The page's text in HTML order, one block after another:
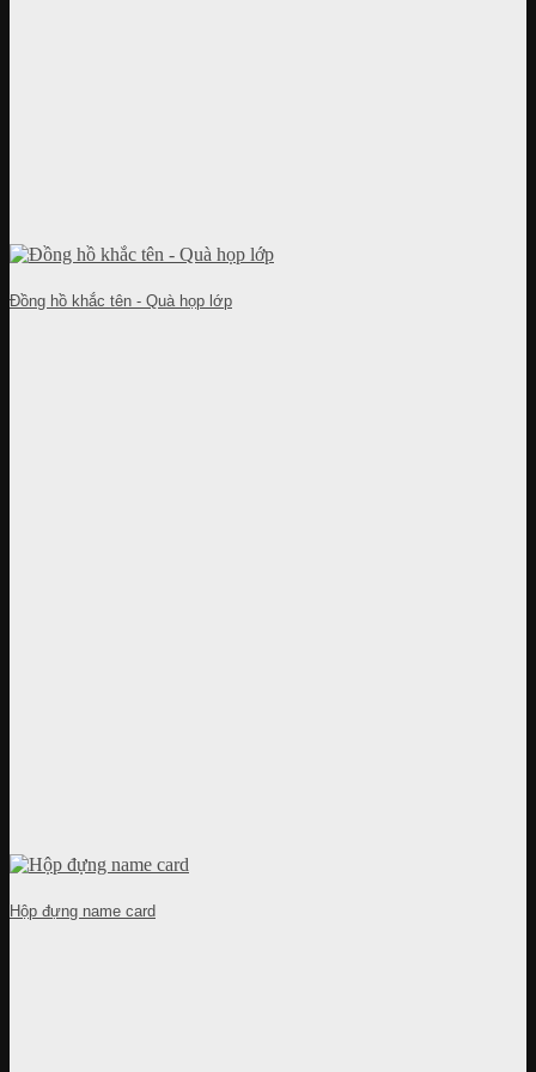
Đồng hồ khắc tên - Quà họp lớp
Hộp đựng name card